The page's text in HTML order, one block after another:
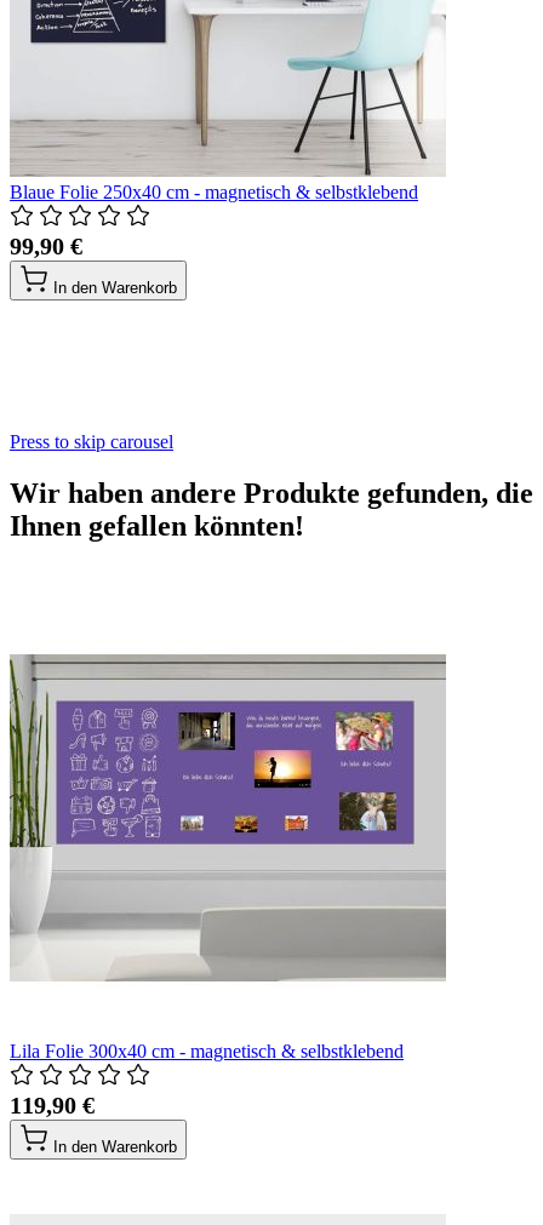
Blaue Folie 250x40 cm - magnetisch & selbstklebend
99,90 €
In den Warenkorb
Press to skip carousel
Wir haben andere Produkte gefunden, die
Ihnen gefallen könnten!
Lila Folie 300x40 cm - magnetisch & selbstklebend
119,90 €
In den Warenkorb